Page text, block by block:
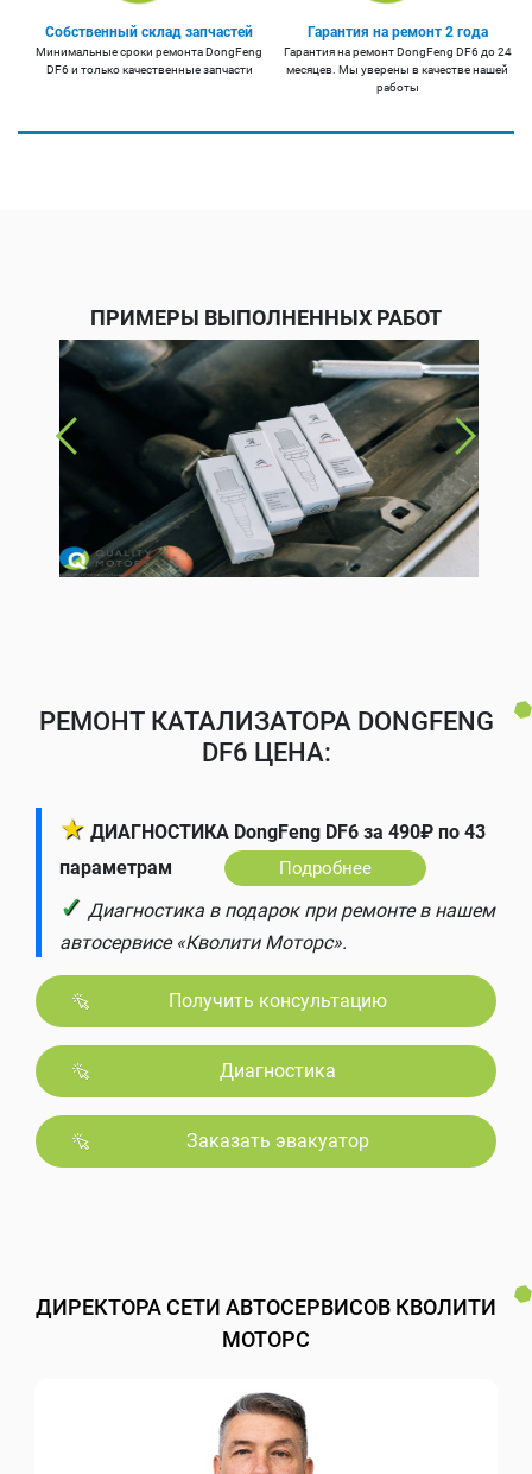
Собственный склад запчастей
Минимальные сроки ремонта DongFeng
DF6 и только качественные запчасти
Гарантия на ремонт 2 года
Гарантия на ремонт DongFeng DF6 до 24
месяцев. Мы уверены в качестве нашей
работы
ПРИМЕРЫ ВЫПОЛНЕННЫХ РАБОТ
РЕМОНТ КАТАЛИЗАТОРА DONGFENG
DF6 ЦЕНА:
★ ДИАГНОСТИКА DongFeng DF6 за 490₽ по 43
параметрам
Подробнее
✓ Диагностика в подарок при ремонте в нашем
автосервисе «Кволити Моторс».
Получить консультацию
Диагностика
Заказать эвакуатор
ДИРЕКТОРА СЕТИ АВТОСЕРВИСОВ КВОЛИТИ
МОТОРС